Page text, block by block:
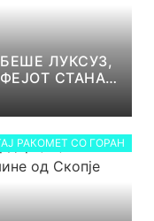
ЛУКСУЗ,
СТАНА
РАКОМЕТ СО ГОРАН